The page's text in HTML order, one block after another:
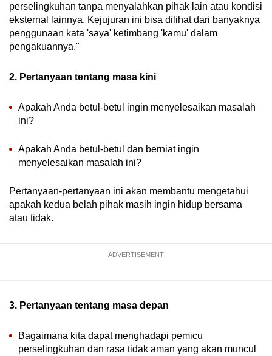
perselingkuhan tanpa menyalahkan pihak lain atau kondisi
eksternal lainnya. Kejujuran ini bisa dilihat dari banyaknya
penggunaan kata 'saya' ketimbang 'kamu' dalam
pengakuannya."
2. Pertanyaan tentang masa kini
Apakah Anda betul-betul ingin menyelesaikan masalah
ini?
Apakah Anda betul-betul dan berniat ingin
menyelesaikan masalah ini?
Pertanyaan-pertanyaan ini akan membantu mengetahui
apakah kedua belah pihak masih ingin hidup bersama
atau tidak.
ADVERTISEMENT
3. Pertanyaan tentang masa depan
Bagaimana kita dapat menghadapi pemicu
perselingkuhan dan rasa tidak aman yang akan muncul